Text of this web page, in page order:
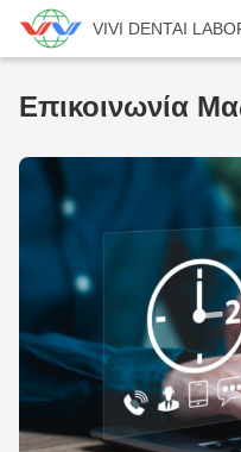
VIVI DENTAI
Επικοινωνία